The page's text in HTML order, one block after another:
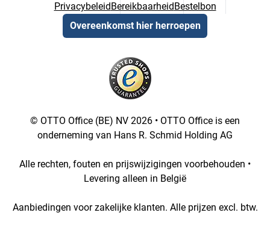
Privacybeleid Bereikbaarheid Bestelbon
Overeenkomst hier herroepen
© OTTO Office (BE) NV 2026 • OTTO Office is een
onderneming van Hans R. Schmid Holding AG
Alle rechten, fouten en prijswijzigingen voorbehouden •
Levering alleen in België
Aanbiedingen voor zakelijke klanten. Alle prijzen excl. btw.